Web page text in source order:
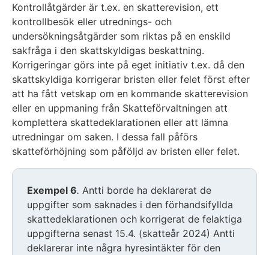
Kontrollåtgärder är t.ex. en skatterevision, ett
kontrollbesök eller utrednings- och
undersökningsåtgärder som riktas på en enskild
sakfråga i den skattskyldigas beskattning.
Korrigeringar görs inte på eget initiativ t.ex. då den
skattskyldiga korrigerar bristen eller felet först efter
att ha fått vetskap om en kommande skatterevision
eller en uppmaning från Skatteförvaltningen att
komplettera skattedeklarationen eller att lämna
utredningar om saken. I dessa fall påförs
skatteförhöjning som påföljd av bristen eller felet.
Exempel 6. Antti borde ha deklarerat de
uppgifter som saknades i den förhandsifyllda
skattedeklarationen och korrigerat de felaktiga
uppgifterna senast 15.4. (skatteår 2024) Antti
deklarerar inte några hyresintäkter för den